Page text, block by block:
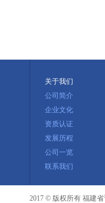
关于我们
公司简介
企业文化
资质认证
发展历程
公司一览
联系我们
2017 © 版权所有 福建省